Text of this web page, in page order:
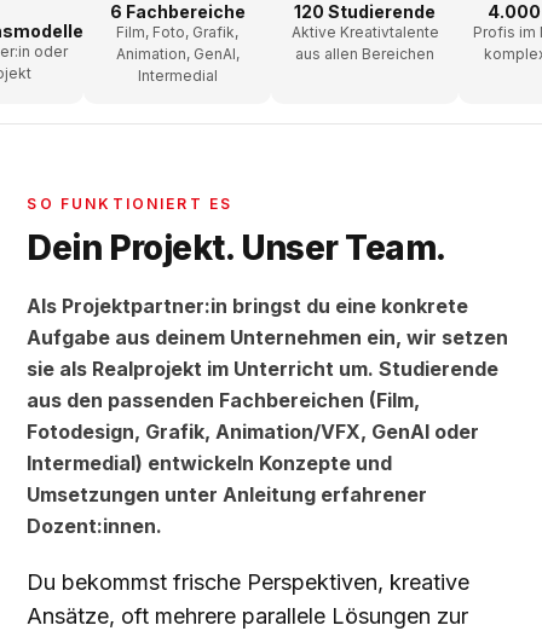
oder
6 Fachbereiche
Film, Foto, Grafik,
Animation, GenAI,
Intermedial
120 Studierende
Aktive Kreativtalente
aus allen Bereichen
Profis im
SO FUNKTIONIERT ES
Dein Projekt. Unser Team.
Als Projektpartner:in bringst du eine konkrete
Aufgabe aus deinem Unternehmen ein, wir setzen
sie als Realprojekt im Unterricht um. Studierende
aus den passenden Fachbereichen (Film,
Fotodesign, Grafik, Animation/VFX, GenAI oder
Intermedial) entwickeln Konzepte und
Umsetzungen unter Anleitung erfahrener
Dozent:innen.
Du bekommst frische Perspektiven, kreative
Ansätze, oft mehrere parallele Lösungen zur